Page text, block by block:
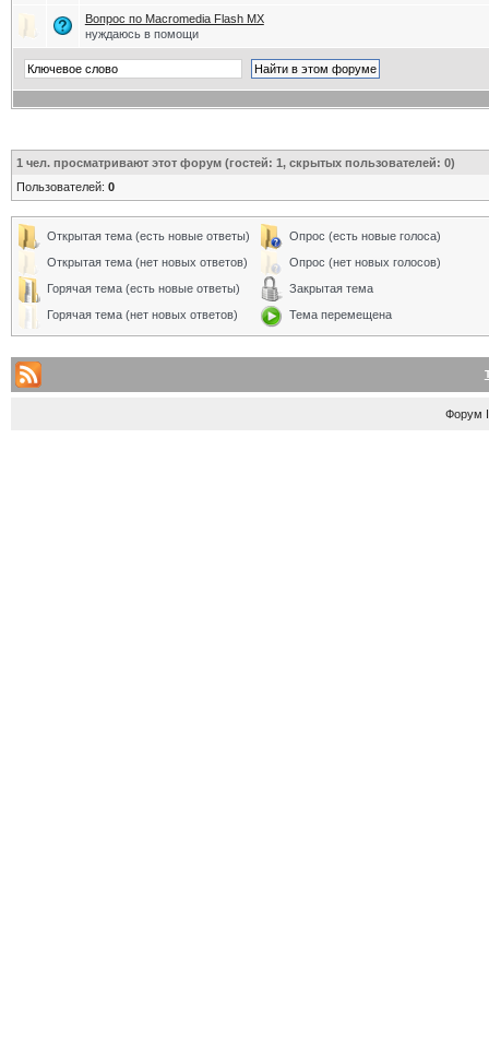
Вопрос по Macromedia Flash MX
нуждаюсь в помощи
1 чел. просматривают этот форум (гостей: 1, скрытых пользователей: 0)
Пользователей: 0
Открытая тема (есть новые ответы)
Открытая тема (нет новых ответов)
Горячая тема (есть новые ответы)
Горячая тема (нет новых ответов)
Опрос (есть новые голоса)
Опрос (нет новых голосов)
Закрытая тема
Тема перемещена
Форум